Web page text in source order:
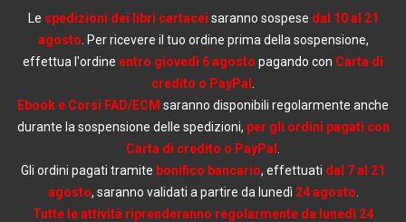
Le spedizioni dei libri cartacei saranno sospese dal 10 al 21
agosto . Per ricevere il tuo ordine prima della sospensione,
effettua l'ordine entro giovedì 6 agosto pagando con Carta di
credito o PayPal
Ebook e Corsi FAD/ECM saranno disponibili regolarmente anche
durante la sospensione delle spedizioni, per gli ordini pagati con
Carta di credito o PayPal
Gli ordini pagati tramite bonifico bancario, effettuati dal 7 al 21
agosto, saranno validati a partire da lunedì 24 agosto
Tutte le attività riprenderanno regolarmente da lunedì 24